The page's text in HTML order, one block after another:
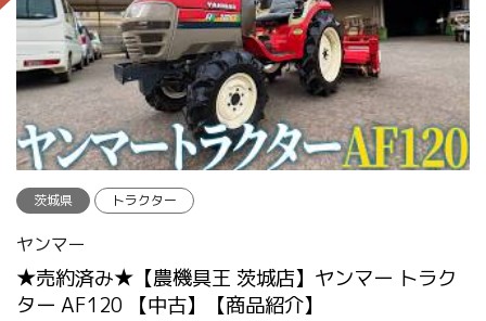
茨城県 トラクター
ヤンマー
★売約済み★【農機具王 茨城店】ヤンマー トラク
ター AF120 【中古】【商品紹介】